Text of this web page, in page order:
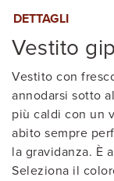
DETTAGLI
Vestito
Vestito con
annodarsi sotto
più caldi con un
abito sempre
la gravidanza. È
Seleziona il